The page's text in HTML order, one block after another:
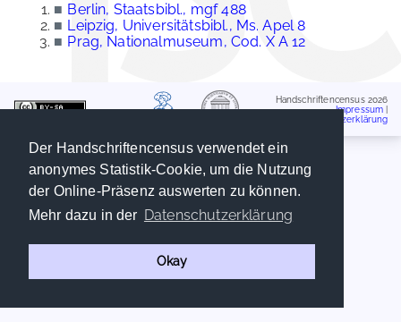
Der Handschriftencensus verwendet ein
anonymes Statistik-Cookie, um die Nutzung
der Online-Präsenz auswerten zu können.
Mehr dazu in der Datenschutzerklärung
Okay
■ Berlin, Staatsbibl., mgf 488
■ Leipzig, Universitätsbibl., Ms. Apel 8
■ Prag, Nationalmuseum, Cod. X A 12
Handschriftencensus 2026
Impressum
Datenschutzerklärung